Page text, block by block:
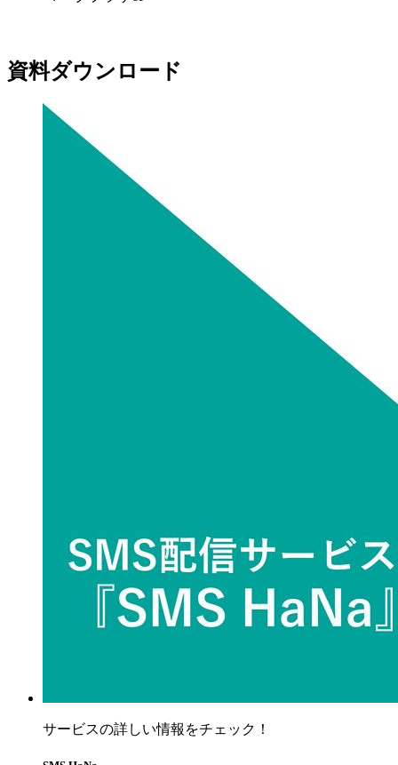
資料ダウンロード
サービスの詳しい情報をチェック！